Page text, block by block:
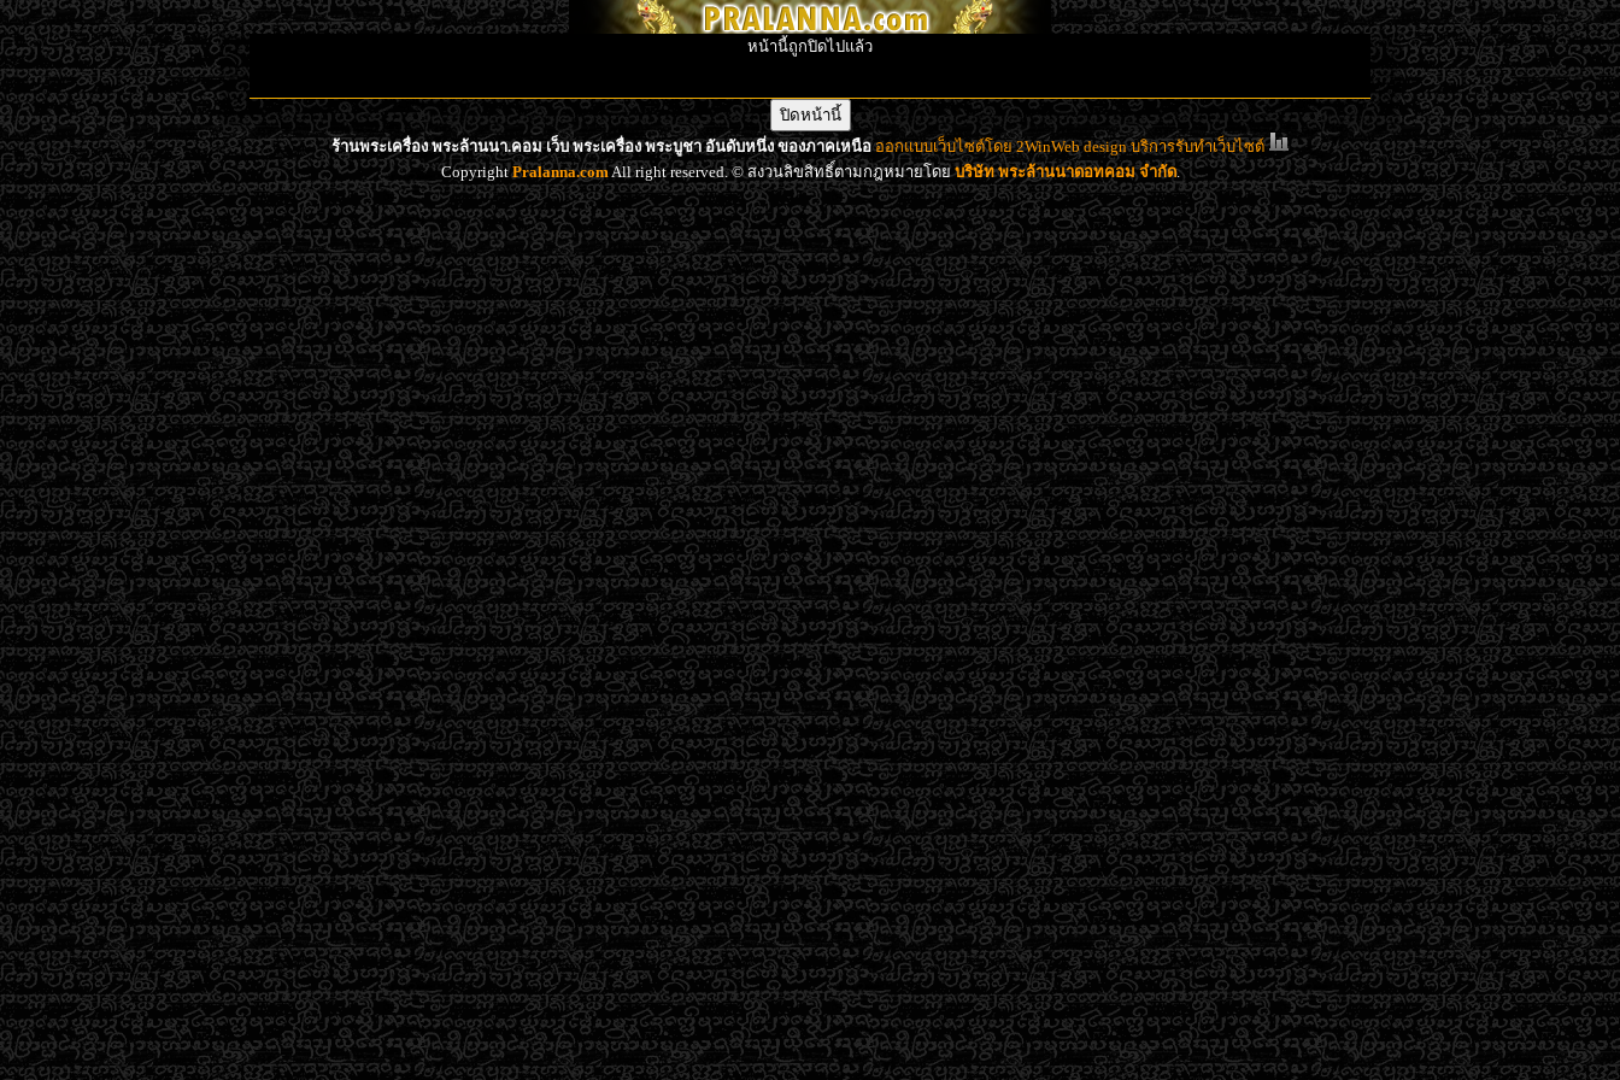
หน้านี้ถูกปิดไปแล้ว
ร้านพระเครื่อง พระล้านนา.คอม เว็บ พระเครื่อง พระบูชา อันดับหนึ่ง ของภาคเหนือออกแบบเว็บไซต์โดย 2WinWeb design บริการรับทำเว็บไซต์
CopyrightPralanna.comAll right reserved. © สงวนลิขสิทธิ์ตามกฎหมายโดยบริษัท พระล้านนาดอทคอม จำกัด.